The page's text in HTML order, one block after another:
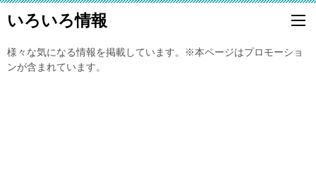
いろいろ情報
様々な気になる情報を掲載しています。※本ページはプロモーショ
ンが含まれています。